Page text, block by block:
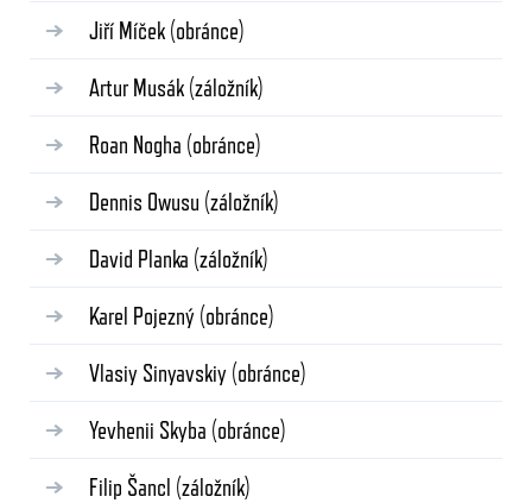
Jiří Míček (obránce)
Artur Musák (záložník)
Roan Nogha (obránce)
Dennis Owusu (záložník)
David Planka (záložník)
Karel Pojezný (obránce)
Vlasiy Sinyavskiy (obránce)
Yevhenii Skyba (obránce)
Filip Šancl (záložník)